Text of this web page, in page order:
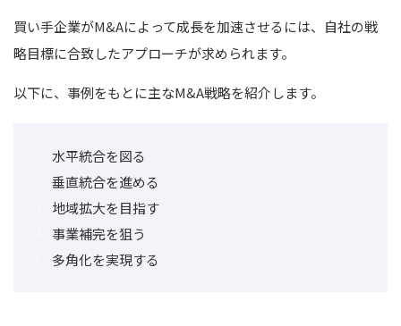
買い手企業がM&Aによって成長を加速させるには、自社の戦
略目標に合致したアプローチが求められます。
以下に、事例をもとに主なM&A戦略を紹介します。
水平統合を図る
垂直統合を進める
地域拡大を目指す
事業補完を狙う
多角化を実現する